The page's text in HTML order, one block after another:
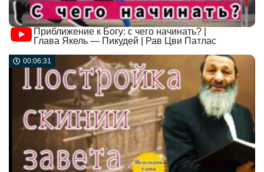
Приближение к Богу: с чего начинать? |
Глава Якель — Пикудей | Рав Цви Патлас
00:06:31